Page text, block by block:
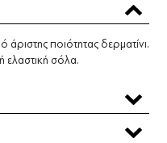
ποιότητας δερματίνι.
ελαστική σόλα.